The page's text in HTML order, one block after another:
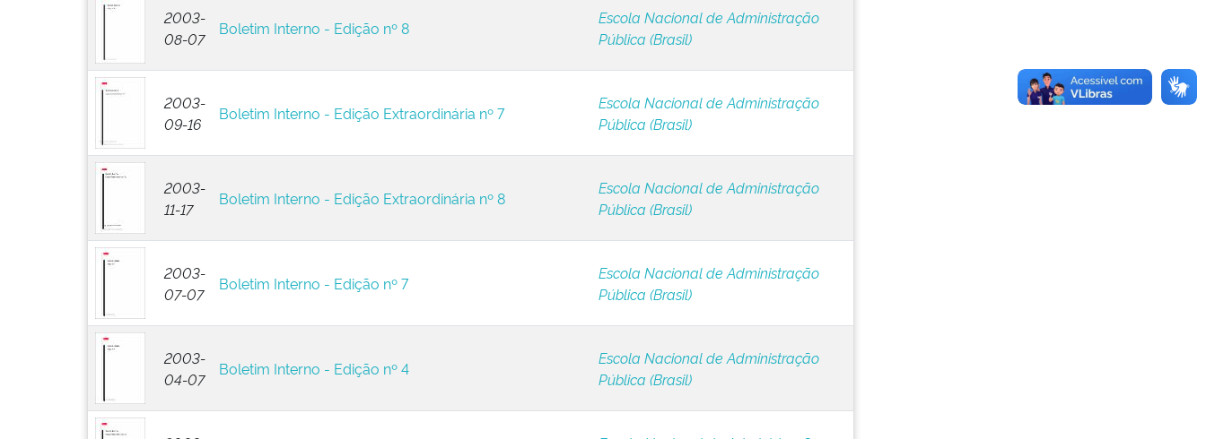
2003-
08-07
Boletim Interno - Edição nº 8
Escola Nacional de Administração
Pública (Brasil)
2003-
09-16
Boletim Interno - Edição Extraordinária nº 7
Escola Nacional de Administração
Pública (Brasil)
2003-
11-17
Boletim Interno - Edição Extraordinária nº 8
Escola Nacional de Administração
Pública (Brasil)
2003-
07-07
Boletim Interno - Edição nº 7
Escola Nacional de Administração
Pública (Brasil)
2003-
04-07
Boletim Interno - Edição nº 4
Escola Nacional de Administração
Pública (Brasil)